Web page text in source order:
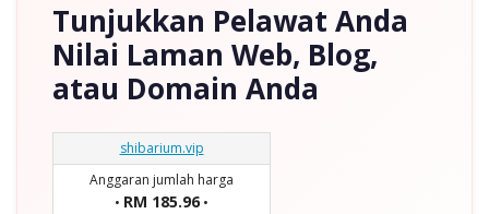
Tunjukkan Pelawat Anda
Nilai Laman Web, Blog,
atau Domain Anda
shibarium.vip
Anggaran jumlah harga
• RM 185.96 •